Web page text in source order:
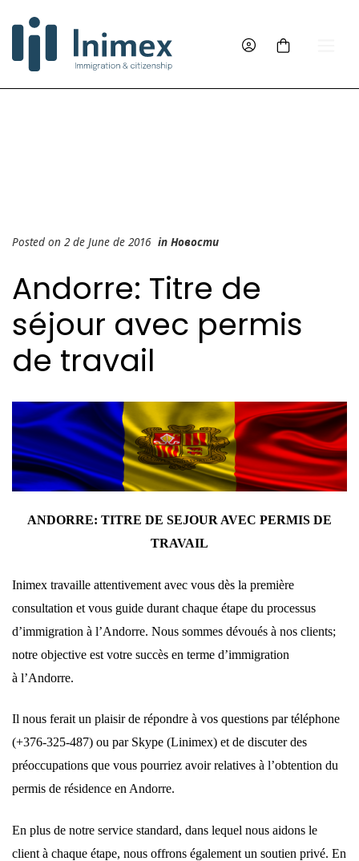
Posted on 2 de June de 2016 in Новости
Andorre: Titre de
séjour avec permis
de travail
ANDORRE: TITRE DE SEJOUR AVEC PERMIS DE
TRAVAIL
Inimex travaille attentivement avec vous dès la première
consultation et vous guide durant chaque étape du processus
d’immigration à l’Andorre. Nous sommes dévoués à nos clients;
notre objective est votre succès en terme d’immigration
à l’Andorre.
Il nous ferait un plaisir de répondre à vos questions par téléphone
(+376-325-487) ou par Skype (Linimex) et de discuter des
préoccupations que vous pourriez avoir relatives à l’obtention du
permis de résidence en Andorre.
En plus de notre service standard, dans lequel nous aidons le
client à chaque étape, nous offrons également un soutien privé. En